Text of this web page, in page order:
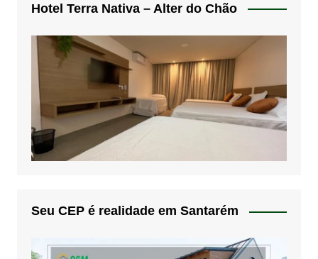
Hotel Terra Nativa – Alter do Chão
Seu CEP é realidade em Santarém